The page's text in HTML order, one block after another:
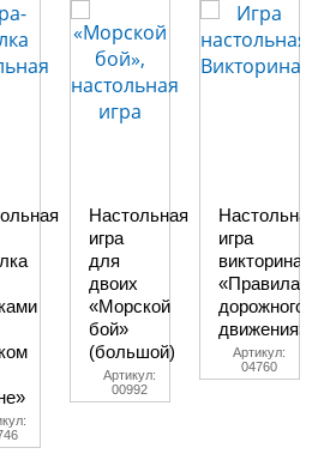
Настольная
игра
для
двоих
«Морской
бой»
(большой)
Артикул:
00992
Настольная
игра
викторина
«Правила
дорожного
движения»
Артикул:
04760